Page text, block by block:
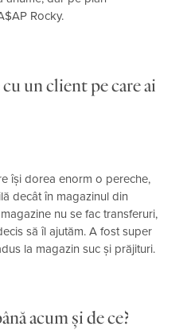
Rocky.
un client pe care ai
își dorea enorm o pereche,
decât în magazinul din
nu se fac transferuri,
să îl ajutăm. A fost super
la magazin suc și prăjituri.
acum și de ce?